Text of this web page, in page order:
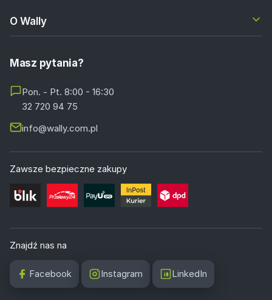
O Wally
Masz pytania?
Pon. - Pt. 8:00 - 16:30
32 720 94 75
info@wally.com.pl
Zawsze bezpieczne zakupy
Znajdź nas na
Facebook Instagram LinkedIn